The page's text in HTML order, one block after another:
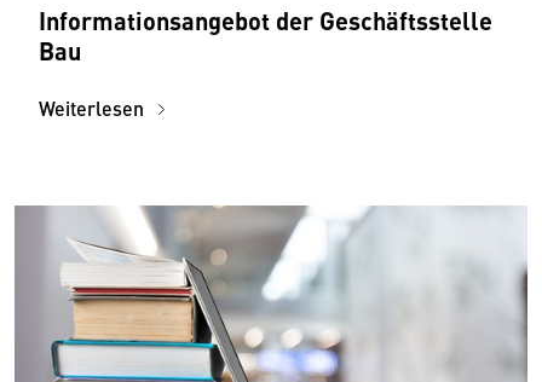
Informationsangebot der Geschäftsstelle
Bau
Weiterlesen